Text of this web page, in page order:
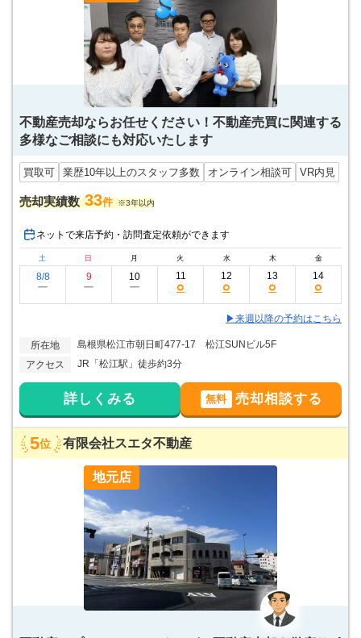
不動産売却ならお任せください！不動産売買に関連する
多様なご相談にも対応いたします
買取可 業歴10年以上のスタッフ多数 オンライン相談可 VR内見
売却実績数 33件 ※3年以内
ネットで来店予約・訪問査定依頼ができます
土 日 月 火 水 木 金
8/8
ー
9
ー
10
ー
11
○
12
○
13
○
14
○
▶来週以降の予約はこちら
所在地
島根県松江市朝日町477-17 松江SUNビル5F
アクセス
JR「松江駅」徒歩約3分
詳しくみる 無料 売却相談する
5位 有限会社スエタ不動産
地元店